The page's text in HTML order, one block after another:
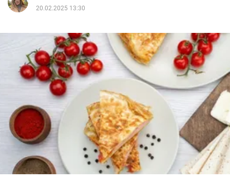
Polityka
Społeczeństwo
Wojna na Ukrainie
Świat
20.02.2025 13:30